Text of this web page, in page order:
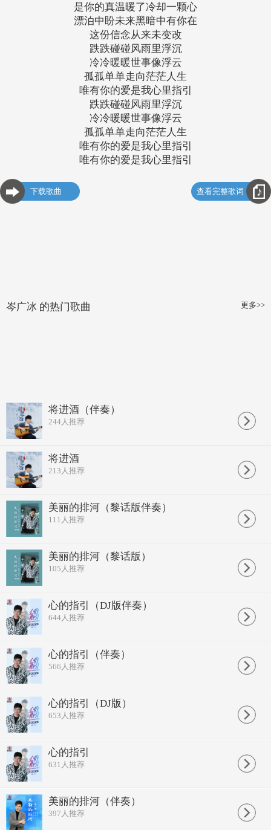
是你的真温暖了冷却一颗心
漂泊中盼未来黑暗中有你在
这份信念从来未变改
跌跌碰碰风雨里浮沉
冷冷暖暖世事像浮云
孤孤单单走向茫茫人生
唯有你的爱是我心里指引
跌跌碰碰风雨里浮沉
冷冷暖暖世事像浮云
孤孤单单走向茫茫人生
唯有你的爱是我心里指引
唯有你的爱是我心里指引
下载歌曲 查看完整歌词
更多>>
岑广冰 的热门歌曲
将进酒（伴奏）
244人推荐
将进酒
213 人推荐
美丽的排河（黎话版伴奏）
111 人推荐
美丽的排河（黎话版）
105 人推荐
心的指引（DJ版伴奏）
644人推荐
心的指引（伴奏）
566 人推荐
心的指引（DJ版）
653 人推荐
心的指引
631 人推荐
美丽的排河（伴奏）
397 人推荐